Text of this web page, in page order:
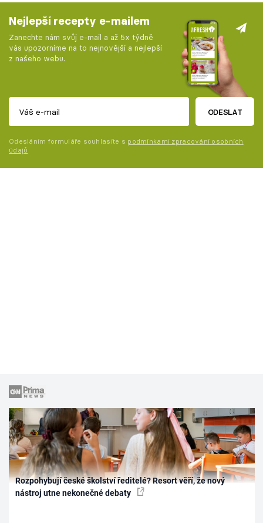
Nejlepší recepty e-mailem
Zanechte nám svůj e-mail a až 5x týdně
vás upozorníme na to nejnovější a nejlepší
z našeho webu.
ODESLAT
Odesláním formuláře souhlasíte s podmínkami zpracování osobních
údajů
Rozpohybují české školství ředitelé? Resort věří, že nový
nástroj utne nekonečné debaty